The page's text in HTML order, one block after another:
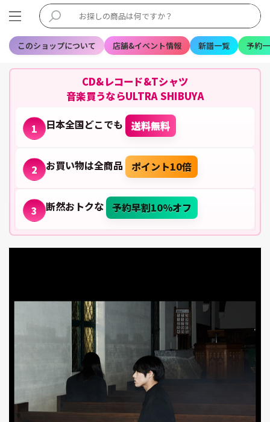
このショップについて 店舗&イベント情報 新譜一覧 予約
CD&レコード&Tシャツ
音楽買うならULTRA SHIBUYA
1 日本全国どこでも 送料無料
2 お買い物は全商品 ポイント10倍
3 断然おトクな 予約早割10%オフ